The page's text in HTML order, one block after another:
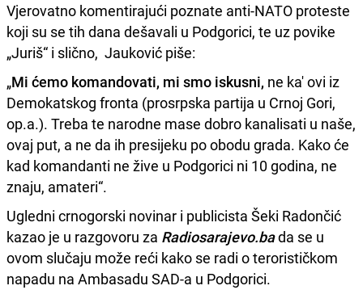
Vjerovatno komentirajući poznate anti-NATO proteste
koji su se tih dana dešavali u Podgorici, te uz povike
„Juriš“ i slično, Jauković piše:
„Mi ćemo komandovati, mi smo iskusni, ne ka' ovi iz
Demokatskog fronta (prosrpska partija u Crnoj Gori,
op.a.). Treba te narodne mase dobro kanalisati u naše,
ovaj put, a ne da ih presijeku po obodu grada. Kako će
kad komandanti ne žive u Podgorici ni 10 godina, ne
znaju, amateri“.
Ugledni crnogorski novinar i publicista Šeki Radončić
kazao je u razgovoru za Radiosarajevo.bada se u
ovom slučaju može reći kako se radi o terorističkom
napadu na Ambasadu SAD-a u Podgorici.